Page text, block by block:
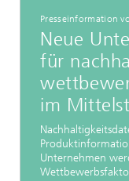
Presseinformation
Neue
für
im
Unternehmen